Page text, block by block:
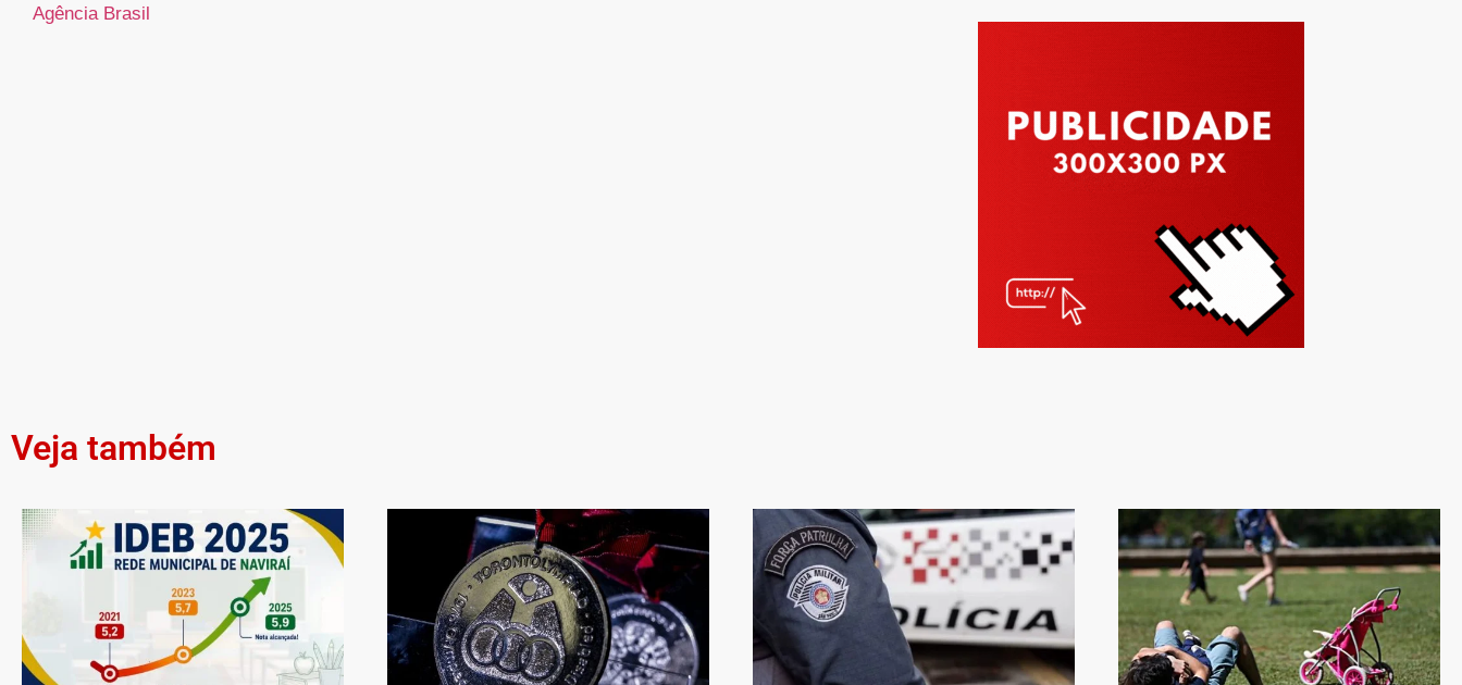
Agência Brasil
Veja também